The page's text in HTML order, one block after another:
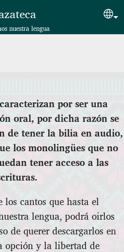
nuestra lengua
por ser una
oral, por dicha razón se
de tener la bilia en audio,
los monolingües que no
tener acceso a las
cantos que hasta el
lengua, podrá oirlos
de querer descargarlos en
opción y la libertad de